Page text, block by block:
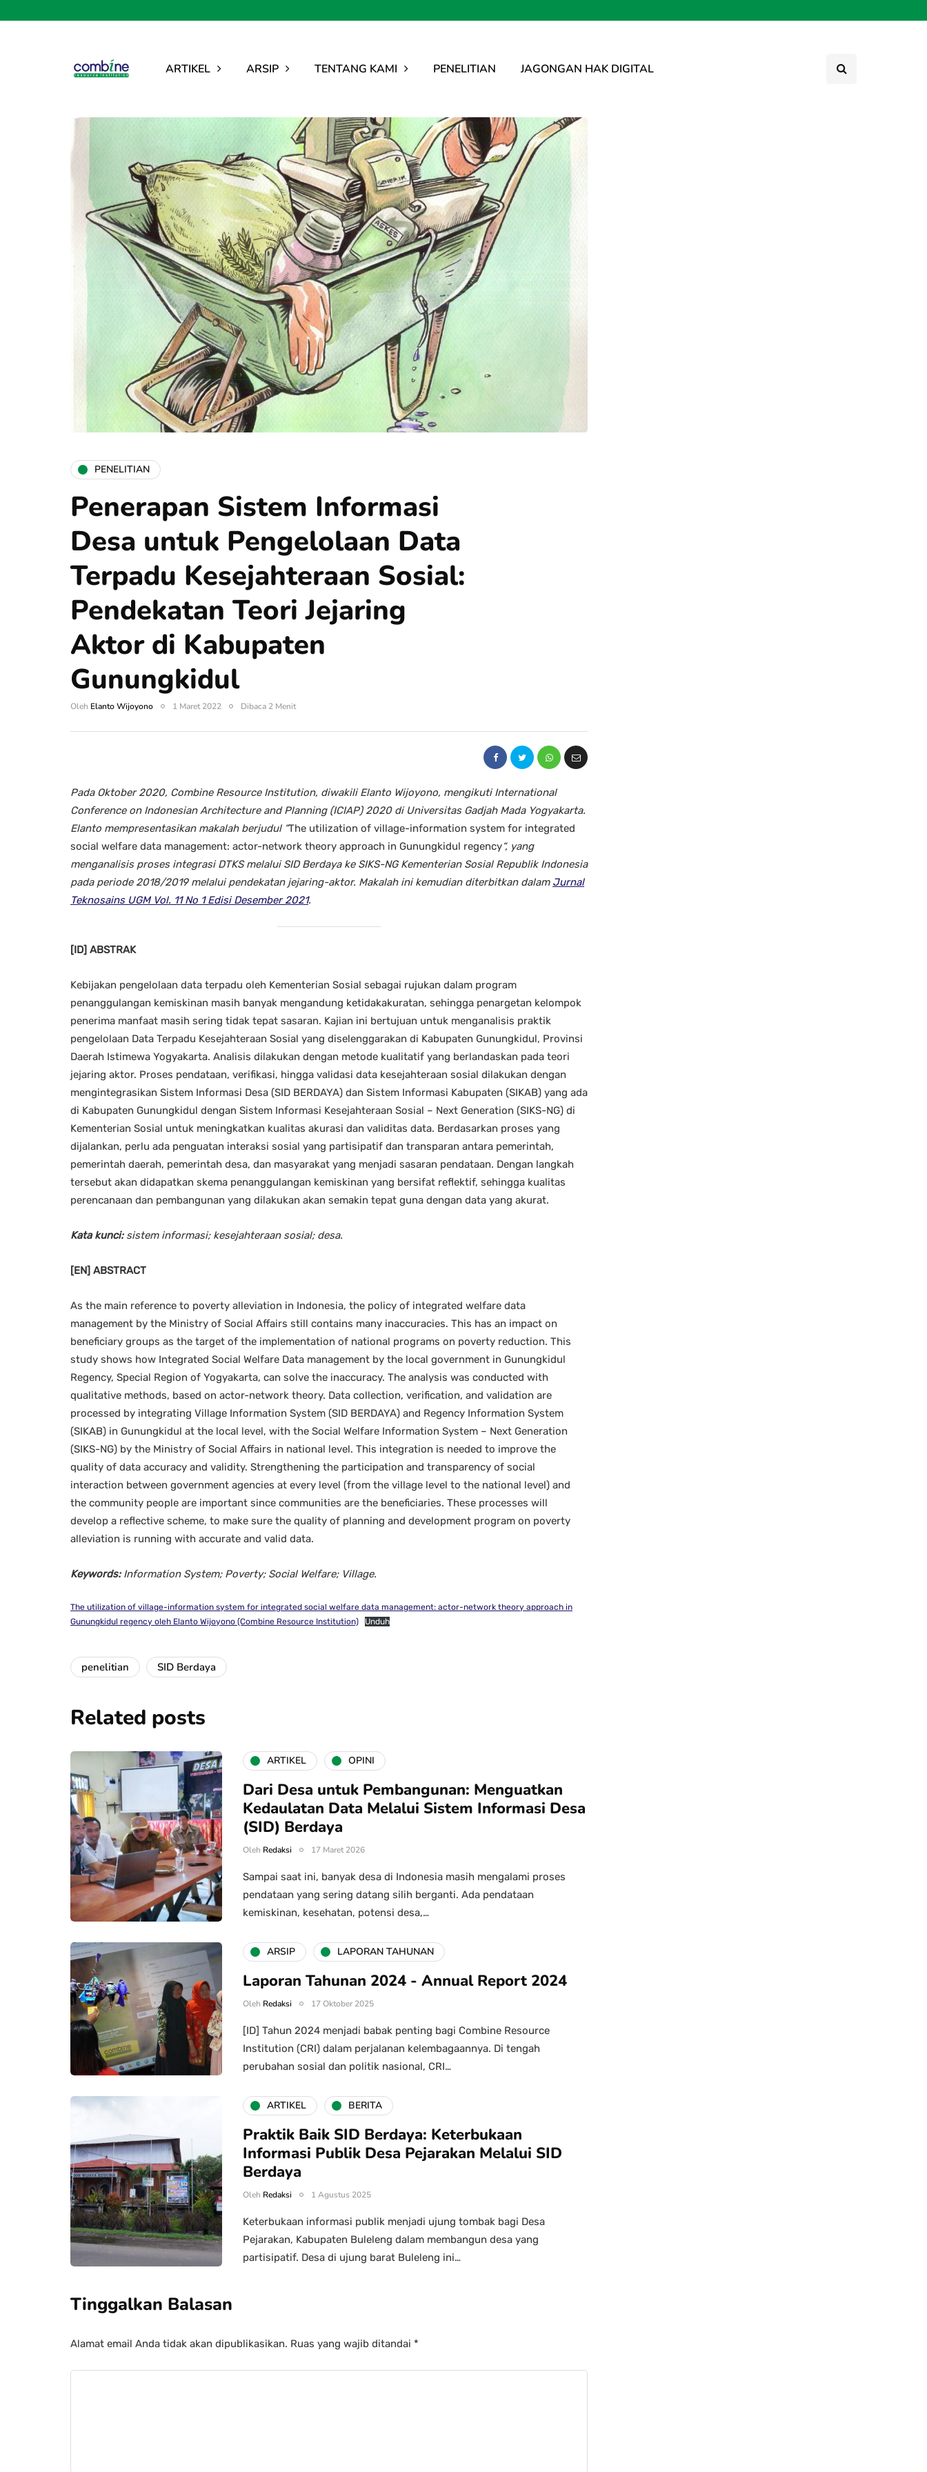
ARTIKEL ARSIP TENTANG KAMI PENELITIAN JAGONGAN HAK DIGITAL
PENELITIAN
Penerapan Sistem Informasi
Desa untuk Pengelolaan Data
Terpadu Kesejahteraan Sosial:
Pendekatan Teori Jejaring
Aktor di Kabupaten
Gunungkidul
Oleh Elanto Wijoyono 1 Maret 2022 Dibaca 2 Menit
Pada Oktober 2020, Combine Resource Institution, diwakili Elanto Wijoyono, mengikuti International
Conference on Indonesian Architecture and Planning (ICIAP) 2020 di Universitas Gadjah Mada Yogyakarta.
Elanto mempresentasikan makalah berjudul “The utilization of village-information system for integrated
social welfare data management: actor-network theory approach in Gunungkidul regency“, yang
menganalisis proses integrasi DTKS melalui SID Berdaya ke SIKS-NG Kementerian Sosial Republik Indonesia
pada periode 2018/2019 melalui pendekatan jejaring-aktor. Makalah ini kemudian diterbitkan dalam Jurnal
Teknosains UGM Vol. 11 No 1 Edisi Desember 2021.
[ID] ABSTRAK
Kebijakan pengelolaan data terpadu oleh Kementerian Sosial sebagai rujukan dalam program
penanggulangan kemiskinan masih banyak mengandung ketidakakuratan, sehingga penargetan kelompok
penerima manfaat masih sering tidak tepat sasaran. Kajian ini bertujuan untuk menganalisis praktik
pengelolaan Data Terpadu Kesejahteraan Sosial yang diselenggarakan di Kabupaten Gunungkidul, Provinsi
Daerah Istimewa Yogyakarta. Analisis dilakukan dengan metode kualitatif yang berlandaskan pada teori
jejaring aktor. Proses pendataan, verifikasi, hingga validasi data kesejahteraan sosial dilakukan dengan
mengintegrasikan Sistem Informasi Desa (SID BERDAYA) dan Sistem Informasi Kabupaten (SIKAB) yang ada
di Kabupaten Gunungkidul dengan Sistem Informasi Kesejahteraan Sosial – Next Generation (SIKS-NG) di
Kementerian Sosial untuk meningkatkan kualitas akurasi dan validitas data. Berdasarkan proses yang
dijalankan, perlu ada penguatan interaksi sosial yang partisipatif dan transparan antara pemerintah,
pemerintah daerah, pemerintah desa, dan masyarakat yang menjadi sasaran pendataan. Dengan langkah
tersebut akan didapatkan skema penanggulangan kemiskinan yang bersifat reflektif, sehingga kualitas
perencanaan dan pembangunan yang dilakukan akan semakin tepat guna dengan data yang akurat.
Kata kunci:sistem informasi; kesejahteraan sosial; desa.
[EN] ABSTRACT
As the main reference to poverty alleviation in Indonesia, the policy of integrated welfare data
management by the Ministry of Social Affairs still contains many inaccuracies. This has an impact on
beneficiary groups as the target of the implementation of national programs on poverty reduction. This
study shows how Integrated Social Welfare Data management by the local government in Gunungkidul
Regency, Special Region of Yogyakarta, can solve the inaccuracy. The analysis was conducted with
qualitative methods, based on actor-network theory. Data collection, verification, and validation are
processed by integrating Village Information System (SID BERDAYA) and Regency Information System
(SIKAB) in Gunungkidul at the local level, with the Social Welfare Information System – Next Generation
(SIKS-NG) by the Ministry of Social Affairs in national level. This integration is needed to improve the
quality of data accuracy and validity. Strengthening the participation and transparency of social
interaction between government agencies at every level (from the village level to the national level) and
the community people are important since communities are the beneficiaries. These processes will
develop a reflective scheme, to make sure the quality of planning and development program on poverty
alleviation is running with accurate and valid data.
Keywords:Information System; Poverty; Social Welfare; Village.
The utilization of village-information system for integrated social welfare data management: actor-network theory approach in
Gunungkidul regency oleh Elanto Wijoyono (Combine Resource Institution)
Unduh
penelitian SID Berdaya
Related posts
ARTIKEL OPINI
Dari Desa untuk Pembangunan: Menguatkan
Kedaulatan Data Melalui Sistem Informasi Desa
(SID) Berdaya
Oleh Redaksi 17 Maret 2026
Sampai saat ini, banyak desa di Indonesia masih mengalami proses
pendataan yang sering datang silih berganti. Ada pendataan
kemiskinan, kesehatan, potensi desa,…
ARSIP LAPORAN TAHUNAN
Laporan Tahunan 2024 - Annual Report 2024
Oleh Redaksi 17 Oktober 2025
[ID] Tahun 2024 menjadi babak penting bagi Combine Resource
Institution (CRI) dalam perjalanan kelembagaannya. Di tengah
perubahan sosial dan politik nasional, CRI…
ARTIKEL BERITA
Praktik Baik SID Berdaya: Keterbukaan
Informasi Publik Desa Pejarakan Melalui SID
Berdaya
Oleh Redaksi 1 Agustus 2025
Keterbukaan informasi publik menjadi ujung tombak bagi Desa
Pejarakan, Kabupaten Buleleng dalam membangun desa yang
partisipatif. Desa di ujung barat Buleleng ini…
Tinggalkan Balasan
Alamat email Anda tidak akan dipublikasikan. Ruas yang wajib ditandai *